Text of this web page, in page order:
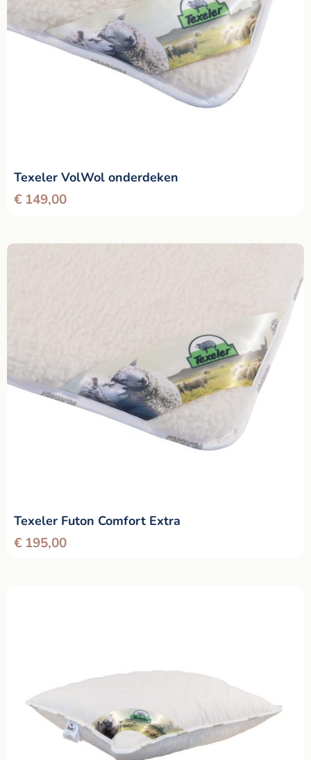
Texeler VolWol onderdeken
€ 149,00
Texeler Futon Comfort Extra
€ 195,00